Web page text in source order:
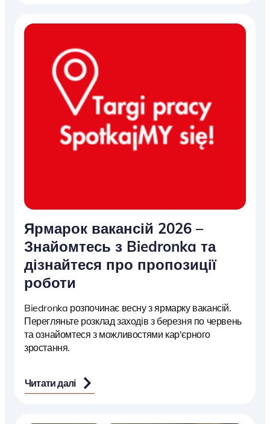
Ярмарок вакансій 2026 –
Знайомтесь з Biedronka та
дізнайтеся про пропозиції
роботи
Biedronka розпочинає весну з ярмарку вакансій.
Перегляньте розклад заходів з березня по червень
та ознайомтеся з можливостями кар'єрного
зростання.
Читати далі